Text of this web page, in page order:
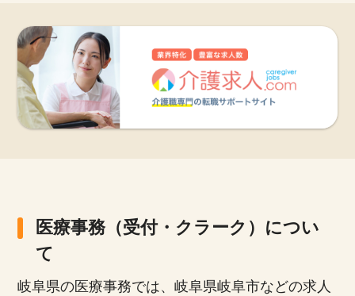
医療事務（受付・クラーク）につい
て
岐阜県の医療事務では、岐阜県岐阜市などの求人